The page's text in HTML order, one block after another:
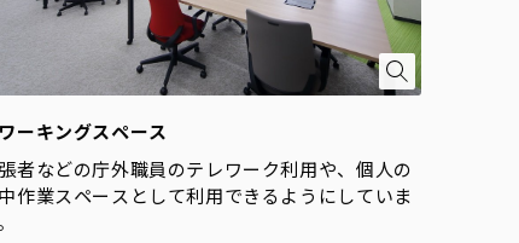
ーキングスペース
者などの庁外職員のテレワーク利用や、個人の
作業スペースとして利用できるようにしていま